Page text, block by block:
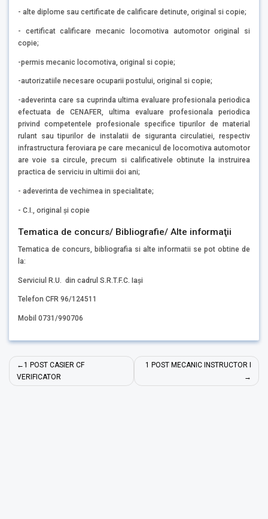
- alte diplome sau certificate de calificare detinute, original si copie;
- certificat calificare mecanic locomotiva automotor original si
copie;
-permis mecanic locomotiva, original si copie;
-autorizatiile necesare ocuparii postului, original si copie;
-adeverinta care sa cuprinda ultima evaluare profesionala periodica
efectuata de CENAFER, ultima evaluare profesionala periodica
privind competentele profesionale specifice tipurilor de material
rulant sau tipurilor de instalatii de siguranta circulatiei, respectiv
infrastructura feroviara pe care mecanicul de locomotiva automotor
are voie sa circule, precum si calificativele obtinute la instruirea
practica de serviciu in ultimii doi ani;
- adeverinta de vechimea in specialitate;
- C.I., original și copie
Tematica de concurs/ Bibliografie/ Alte informaţii
Tematica de concurs, bibliografia si alte informatii se pot obtine de
la:
Serviciul R.U. din cadrul S.R.T.F.C. Iași
Telefon CFR 96/124511
Mobil 0731/990706
Navigare
în
1 POST CASIER CF
VERIFICATOR
1 POST MECANIC INSTRUCTOR I